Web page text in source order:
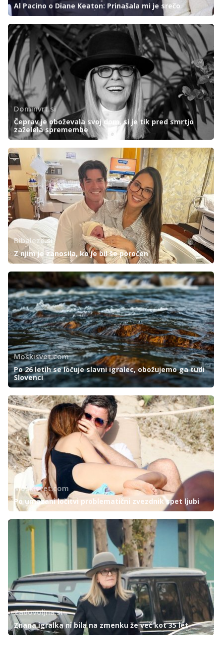
Al Pacino o Diane Keaton: Prinašala mi je srečo
Dominvrt.si
Čeprav je oboževala svoj dom, si je tik pred smrtjo
zaželela spremembe
Bibaleze.si
Z njim je zanosila, ko je bil še poročen
Moskisvet.com
Po 26 letih se ločuje slavni igralec, obožujemo ga tudi
Slovenci
Moskisvet.com
Po umazani ločitvi problematični zvezdnik spet ljubi
Zadovoljna.si
Znana igralka ni bila na zmenku že več kot 35 let